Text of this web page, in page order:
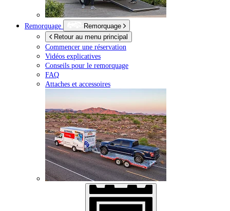
Remorquage
Remorquage
Retour au menu principal
Commencer une réservation
Vidéos explicatives
Conseils pour le remorquage
FAQ
Attaches et accessoires